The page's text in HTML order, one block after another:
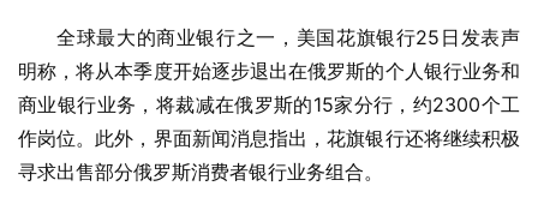
全球最大的商业银行之一，美国花旗银行25日发表声
明称，将从本季度开始逐步退出在俄罗斯的个人银行业务和
商业银行业务，将裁减在俄罗斯的15家分行，约2300个工
作岗位。此外，界面新闻消息指出，花旗银行还将继续积极
寻求出售部分俄罗斯消费者银行业务组合。